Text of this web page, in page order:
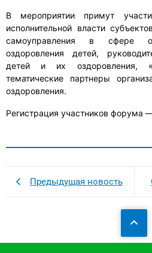
В мероприятии примут
исполнительной власти
самоуправления в сфере
оздоровления детей,
детей и их оздоровления,
тематические партнеры
оздоровления.
Регистрация участников форума
Предыдущая новость